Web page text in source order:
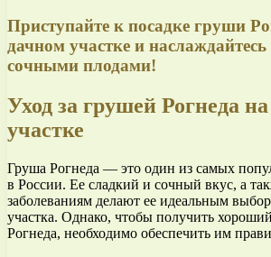
Приступайте к посадке груши
дачном участке и
сочными плодами!
Уход за грушей Рогнеда
участке
Груша Рогнеда — это один из самых
в России. Ее сладкий и сочный вкус, а
заболеваниям делают ее идеальным
участка. Однако, чтобы получить
Рогнеда, необходимо обеспечить им